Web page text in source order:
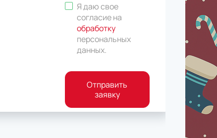
Я даю свое
согласие на
обработку
персональных
данных.
Отправить
заявку